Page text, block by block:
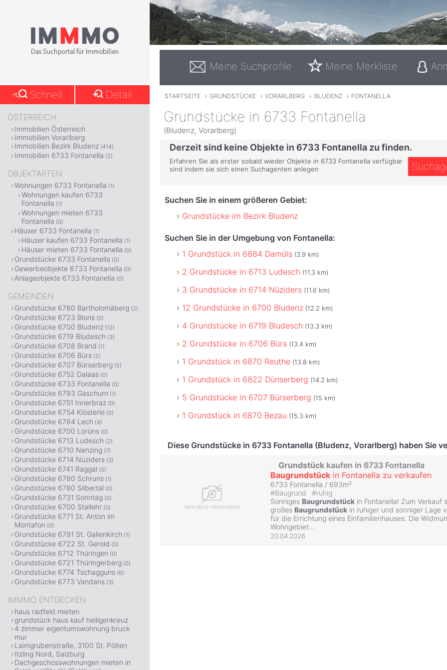
Meine Suchprofile Meine Merkliste
STARTSEITE › GRUNDSTÜCKE › VORARLBERG › BLUDENZ › FONTANELLA
Grundstücke in 6733 Fontanella
(Bludenz, Vorarlberg)
Derzeit sind keine Objekte in 6733 Fontanella zu finden.
Erfahren Sie als erster sobald wieder Objekte in 6733 Fontanella verfügbar
sind indem sie sich einen Suchagenten anlegen
Suchen Sie in einem größeren Gebiet:
Grundstücke im Bezirk Bludenz
Suchen Sie in der Umgebung von Fontanella:
1 Grundstück in 6884 Damüls (3.9 km)
2 Grundstücke in 6713 Ludesch (11.3 km)
3 Grundstücke in 6714 Nüziders (11.6 km)
12 Grundstücke in 6700 Bludenz (12.2 km)
4 Grundstücke in 6719 Bludesch (13.3 km)
2 Grundstücke in 6706 Bürs (13.4 km)
1 Grundstück in 6870 Reuthe (13.8 km)
1 Grundstück in 6822 Dünserberg (14.2 km)
5 Grundstücke in 6707 Bürserberg (15 km)
1 Grundstück in 6870 Bezau (15.3 km)
Diese Grundstücke in 6733 Fontanella (Bludenz, Vorarlberg) haben Sie
Grundstück kaufen in 6733 Fontanella
Baugrundstück in Fontanella zu verkaufen
6733 Fontanella / 693m²
#Baugrund #ruhig
Sonniges Baugrundstück in Fontanella! Zum Verkauf
großes Baugrundstück in ruhiger und sonniger Lage
für die Errichtung eines Einfamilienhauses. Die
Wohngebiet...
20.04.2026
Schnell Detail
ÖSTERREICH
Immobilien Österreich
Immobilien Vorarlberg
Immobilien Bezirk Bludenz (414)
Immobilien 6733 Fontanella (2)
OBJEKTARTEN
Wohnungen 6733 Fontanella (1)
Wohnungen kaufen 6733
Fontanella (1)
Wohnungen mieten 6733
Fontanella (0)
Häuser 6733 Fontanella (1)
Häuser kaufen 6733 Fontanella (1)
Häuser mieten 6733 Fontanella (0)
Grundstücke 6733 Fontanella (0)
Gewerbeobjekte 6733 Fontanella (0)
Anlageobjekte 6733 Fontanella (0)
GEMEINDEN
Grundstücke 6780 Bartholomäberg (2)
Grundstücke 6723 Blons (0)
Grundstücke 6700 Bludenz (12)
Grundstücke 6719 Bludesch (3)
Grundstücke 6708 Brand (1)
Grundstücke 6706 Bürs (2)
Grundstücke 6707 Bürserberg (5)
Grundstücke 6752 Dalaas (0)
Grundstücke 6733 Fontanella (0)
Grundstücke 6793 Gaschurn (1)
Grundstücke 6751 Innerbraz (0)
Grundstücke 6754 Klösterle (0)
Grundstücke 6764 Lech (4)
Grundstücke 6700 Lorüns (0)
Grundstücke 6713 Ludesch (2)
Grundstücke 6710 Nenzing (7)
Grundstücke 6714 Nüziders (3)
Grundstücke 6741 Raggal (0)
Grundstücke 6780 Schruns (1)
Grundstücke 6780 Silbertal (0)
Grundstücke 6731 Sonntag (0)
Grundstücke 6700 Stallehr (0)
Grundstücke 6771 St. Anton im
Montafon (0)
Grundstücke 6791 St. Gallenkirch (1)
Grundstücke 6722 St. Gerold (0)
Grundstücke 6712 Thüringen (0)
Grundstücke 6721 Thüringerberg (0)
Grundstücke 6774 Tschagguns (6)
Grundstücke 6773 Vandans (3)
IMMMO ENTDECKEN
haus radfeld mieten
grundstück haus kauf heiligenkreuz
4 zimmer eigentumswohnung bruck
mur
Laimgrubenstraße, 3100 St. Pölten
Itzling Nord, Salzburg
Dachgeschosswohnungen mieten in